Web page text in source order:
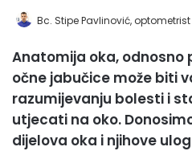
Bc. Stipe Pavlinović, optometrist
Anatomija oka,
očne jabučice može biti
razumijevanju bolesti i
utjecati na oko.
dijelova oka i njihove